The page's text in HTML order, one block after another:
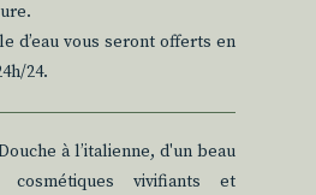
d’eau vous seront offerts en
24.
à l’italienne, d'un beau
vivifiants et